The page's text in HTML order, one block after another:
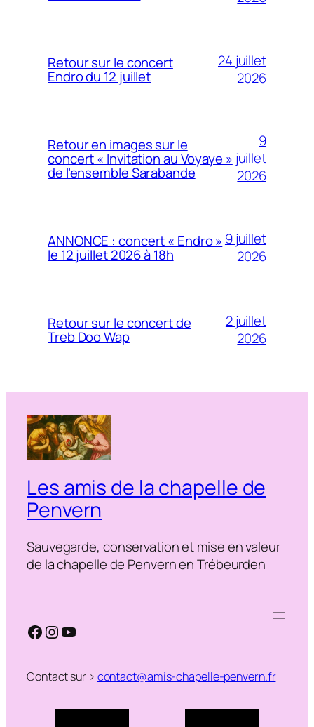
Retour sur le concert
Endro du 12 juillet
24 juillet
2026
Retour en images sur le
concert « Invitation au Voyaye »
de l’ensemble Sarabande
9
juillet
2026
ANNONCE : concert « Endro »
le 12 juillet 2026 à 18h
9 juillet
2026
Retour sur le concert de
Treb Doo Wap
2 juillet
2026
Les amis de la chapelle de
Penvern
Sauvegarde, conservation et mise en valeur
de la chapelle de Penvern en Trébeurden
Facebook
Instagram
YouTube
Contact sur > contact@amis-chapelle-penvern.fr